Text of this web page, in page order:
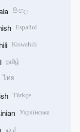
සිංහල
Español
Kiswahili
தமிழ்
ไทย
Türkçe
Українська
اردو